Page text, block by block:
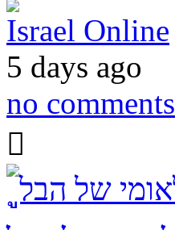
Israel Online
5 days ago
no comments